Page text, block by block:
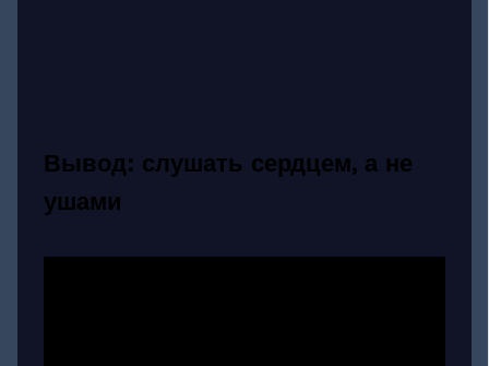
Вывод: слушать сердцем, а не
ушами